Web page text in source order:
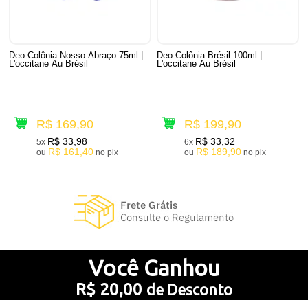
Deo Colônia Nosso Abraço 75ml |
L'occitane Au Brésil
R$ 169,90
5x R$ 33,98
ou R$ 161,40 no pix
Deo Colônia Brésil 100ml |
L'occitane Au Brésil
R$ 199,90
6x R$ 33,32
ou R$ 189,90 no pix
Você Ganhou
R$ 20,00 de Desconto